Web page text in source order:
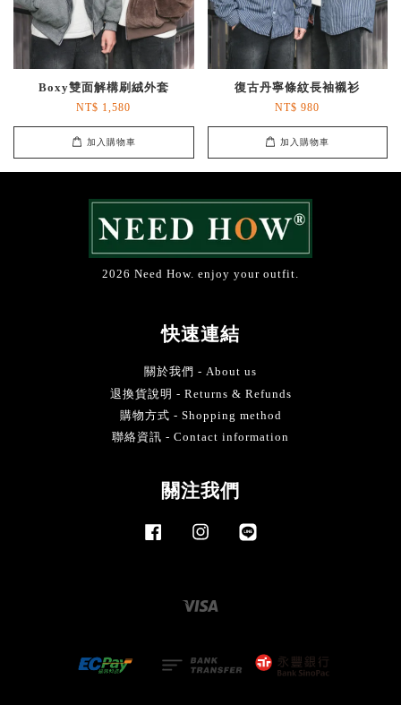
Boxy雙面解構刷絨外套
NT$ 1,580
加入購物車
復古丹寧條紋長袖襯衫
NT$ 980
加入購物車
2026 Need How. enjoy your outfit.
快速連結
關於我們 - About us
退換貨說明 - Returns & Refunds
購物方式 - Shopping method
聯絡資訊 - Contact information
關注我們
Facebook Instagram